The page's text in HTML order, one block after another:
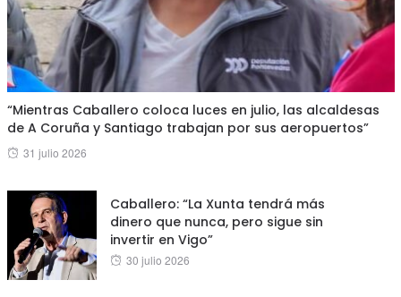
“Mientras Caballero coloca luces en julio, las alcaldesas
de A Coruña y Santiago trabajan por sus aeropuertos”
Posted
31 julio 2026
Caballero: “La Xunta tendrá más
dinero que nunca, pero sigue sin
invertir en Vigo”
Posted
30 julio 2026